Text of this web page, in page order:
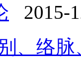
2015-
、络